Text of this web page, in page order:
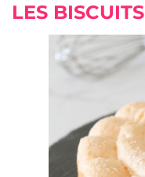
LES BISCUITS